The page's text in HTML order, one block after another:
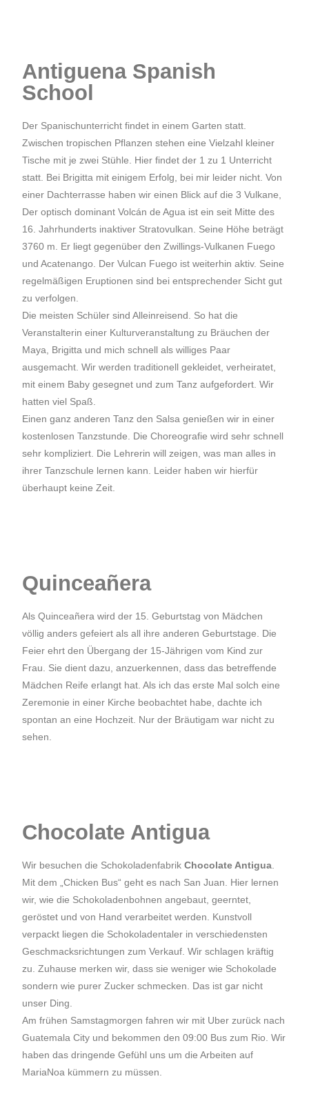
Antiguena Spanish
School
Der Spanischunterricht findet in einem Garten statt.
Zwischen tropischen Pflanzen stehen eine Vielzahl kleiner
Tische mit je zwei Stühle. Hier findet der 1 zu 1 Unterricht
statt. Bei Brigitta mit einigem Erfolg, bei mir leider nicht. Von
einer Dachterrasse haben wir einen Blick auf die 3 Vulkane,
Der optisch dominant Volcán de Agua ist ein seit Mitte des
16. Jahrhunderts inaktiver Stratovulkan . Seine Höhe beträgt
3760 m. Er liegt gegenüber den Zwillings-Vulkanen Fuego
undAcatenango . Der Vulcan Fuego ist weiterhin aktiv. Seine
regelmäßigen Eruptionen sind bei entsprechender Sicht gut
zu verfolgen.
Die meisten Schüler sind Alleinreisend. So hat die
Veranstalterin einer Kulturveranstaltung zu Bräuchen der
Maya, Brigitta und mich schnell als williges Paar
ausgemacht. Wir werden traditionell gekleidet, verheiratet,
mit einem Baby gesegnet und zum Tanz aufgefordert. Wir
hatten viel Spaß.
Einen ganz anderen Tanz den Salsa genießen wir in einer
kostenlosen Tanzstunde. Die Choreografie wird sehr schnell
sehr kompliziert. Die Lehrerin will zeigen, was man alles in
ihrer Tanzschule lernen kann. Leider haben wir hierfür
überhaupt keine Zeit.
Quinceañera
Als Quinceañera wird der 15.Geburtstag von Mädchen
völlig anders gefeiert als all ihre anderen Geburtstage. Die
Feier ehrt den Übergang der 15-Jährigen vom Kind zur
Frau . Sie dient dazu, anzuerkennen, dass das betreffende
Mädchen Reife erlangt hat. Als ich das erste Mal solch eine
Zeremonie in einer Kirche beobachtet habe, dachte ich
spontan an eine Hochzeit. Nur der Bräutigam war nicht zu
sehen.
Chocolate Antigua
Wir besuchen die SchokoladenfabrikChocolate Antigua
Mit dem „Chicken Bus“ geht es nach San Juan. Hier lernen
wir, wie die Schokoladenbohnen angebaut, geerntet,
geröstet und von Hand verarbeitet werden. Kunstvoll
verpackt liegen die Schokoladentaler in verschiedensten
Geschmacksrichtungen zum Verkauf. Wir schlagen kräftig
zu. Zuhause merken wir, dass sie weniger wie Schokolade
sondern wie purer Zucker schmecken. Das ist gar nicht
unser Ding.
Am frühen Samstagmorgen fahren wir mit Uber zurück nach
Guatemala City und bekommen den 09:00 Bus zum Rio. Wir
haben das dringende Gefühl uns um die Arbeiten auf
MariaNoa kümmern zu müssen.